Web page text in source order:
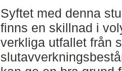
Syftet med denna
finns en skillnad i
verkliga utfallet från